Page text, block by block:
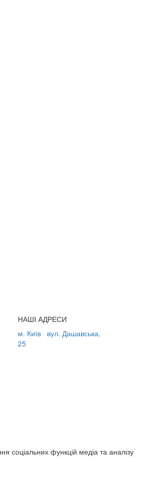
НАШІ АДРЕСИ
м. Київ
вул. Дашавська,
25
соціальних функцій медіа та аналізу